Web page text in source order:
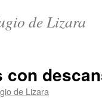
de Lizara
con
de Lizara